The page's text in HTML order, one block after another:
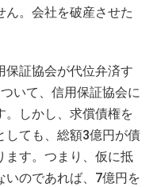
ん。会社を破産させた
保証協会が代位弁済す
いて、信用保証協会に
。しかし、求償債権を
しても、総額3億円が債
ます。つまり、仮に抵
いのであれば、7億円を